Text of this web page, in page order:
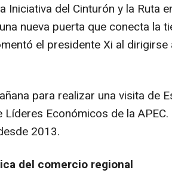
Iniciativa del Cinturón y la Ruta
nueva puerta que conecta la
el presidente Xi al dirigirse
para realizar una visita de
Líderes Económicos de la
2013.
del comercio regional